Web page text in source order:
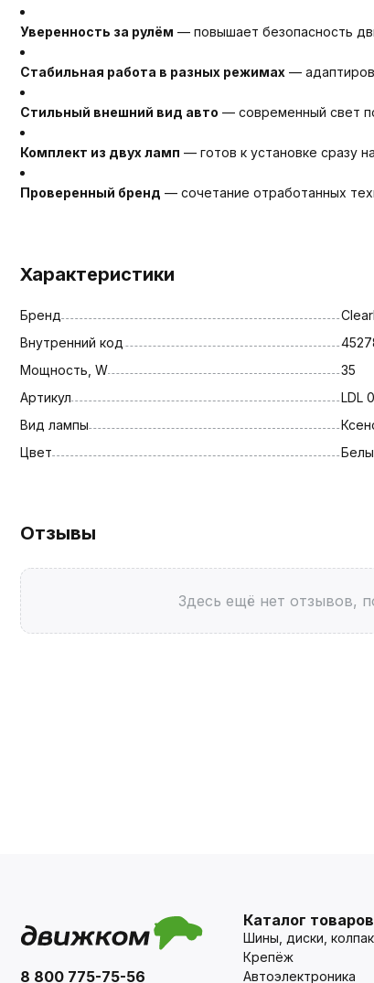
Уверенность за рулём — повышает безопасность
Стабильная работа в разных режимах —
Стильный внешний вид авто — современный свет
Комплект из двух ламп — готов к установке сразу
Проверенный бренд — сочетание отработанных
Характеристики
Бренд
Внутренний код
Мощность, W
35
Артикул
LDL
Вид лампы
Цвет
Отзывы
Здесь ещё нет отзывов,
8 800 775-75-56
Каталог товаров
Шины, диски,
Крепёж
Автоэлектроника